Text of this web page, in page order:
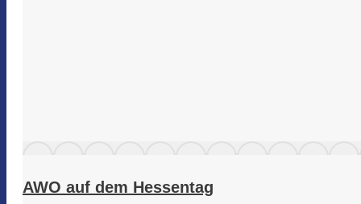
AWO auf dem Hessentag